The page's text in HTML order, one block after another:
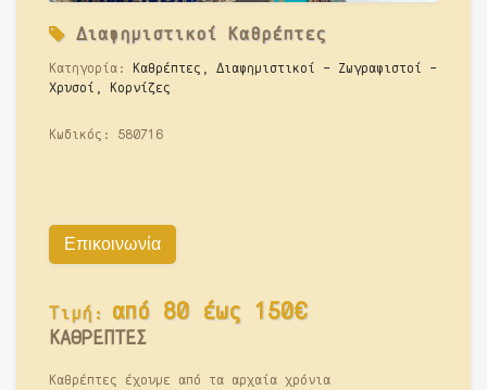
Διαφημιστικοί Καθρέπτες
Κατηγορία: Καθρέπτες, Διαφημιστικοί - Ζωγραφιστοί -
Χρυσοί, Κορνίζες
Κωδικός: 580716
Επικοινωνία
Τιμή: από 80 έως 150€
ΚΑΘΡΕΠΤΕΣ
Καθρέπτες έχουμε από τα αρχαία χρόνια